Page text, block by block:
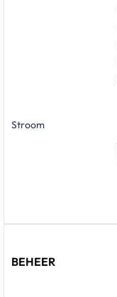
Stroom
BEHEER